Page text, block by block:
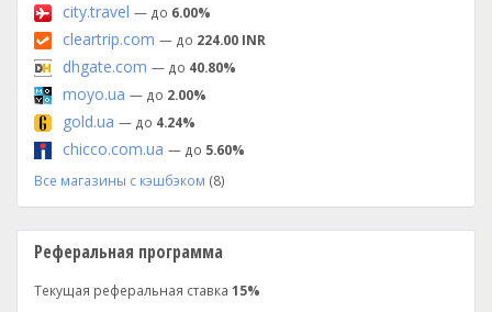
city.travel — до 6.00%
cleartrip.com — до 224.00 INR
dhgate.com — до 40.80%
moyo.ua — до 2.00%
gold.ua — до 4.24%
chicco.com.ua — до 5.60%
Все магазины с кэшбэком (8)
Реферальная программа
Текущая реферальная ставка 15%